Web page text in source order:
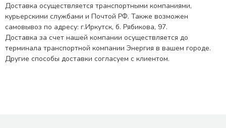
Доставка осуществляется транспортными компаниями,
курьерскими службами и Почтой РФ. Также возможен
самовывоз по адресу: г.Иркутск, б. Рябикова, 97.
Доставка за счет нашей компании осуществляется до
терминала транспортной компании Энергия в вашем городе.
Другие способы доставки согласуем с клиентом.